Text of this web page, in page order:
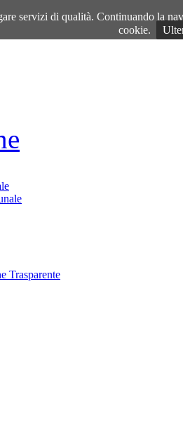
Agosto 2026
Trasparente
servizi di qualità. Continuando la
cookie.